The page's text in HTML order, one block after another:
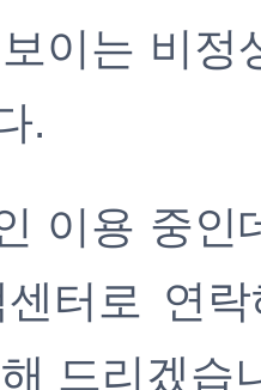
이는 비정
.
이용 중인
터로 연
드리겠습